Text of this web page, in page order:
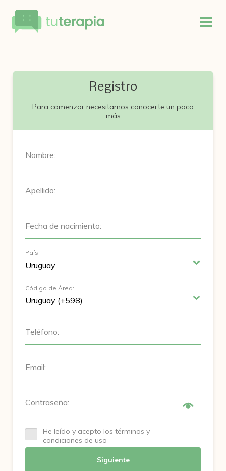
Registro
Para comenzar necesitamos conocerte un poco
más
Nombre:
Apellido:
Fecha de nacimiento:
País:
Código de Área:
Teléfono:
Email:
Contraseña:
He leído y acepto los términos y
condiciones de uso
Siguiente